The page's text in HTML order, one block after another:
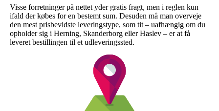
Visse forretninger på nettet yder gratis fragt, men i reglen kun
ifald der købes for en bestemt sum. Desuden må man overveje
den mest prisbevidste leveringstype, som tit – uafhængig om du
opholder sig i Herning, Skanderborg eller Haslev – er at få
leveret bestillingen til et udleveringssted.